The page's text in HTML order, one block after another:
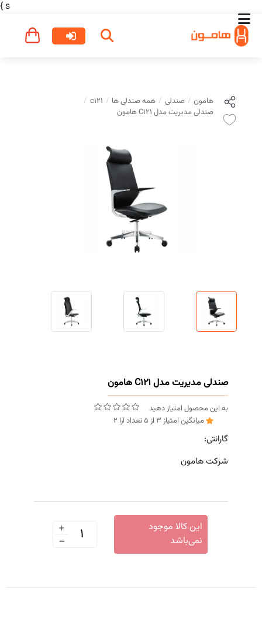
s
}
صندلی مدیریت مدل C121 هامون
به این محصول امتیاز دهید
میانگین امتیاز 3 از 5تعداد آرا 2
گارانتی:
شرکت هامون
+
-
این کالا موجود
نمی‌باشد
هامون صندلی همه صندلی ها
c121
صندلی مدیریت مدل C121 هامون